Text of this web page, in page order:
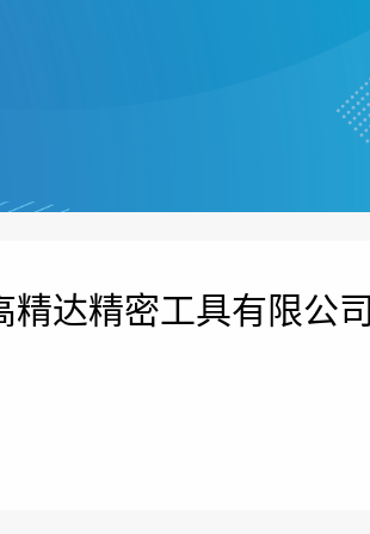
精达精密工具有限公司